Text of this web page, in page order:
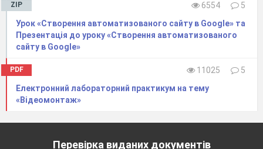
помістити
кнопку в лівий нижній кут слайду
діалог Настройка діїПерейти по
гіперпосиланню
в діалозі, що відкрився
Слайд: Моделі літаків:Ок Ок;
ZIP 6554
5
Урок «Створення автоматизованого сайту в Google» та
Презентація до уроку «Створення автоматизованого
сайту в Google»
PDF 11025
5
Електронний лабораторний практикум на тему
«Відеомонтаж»
Перевірка виданих документів